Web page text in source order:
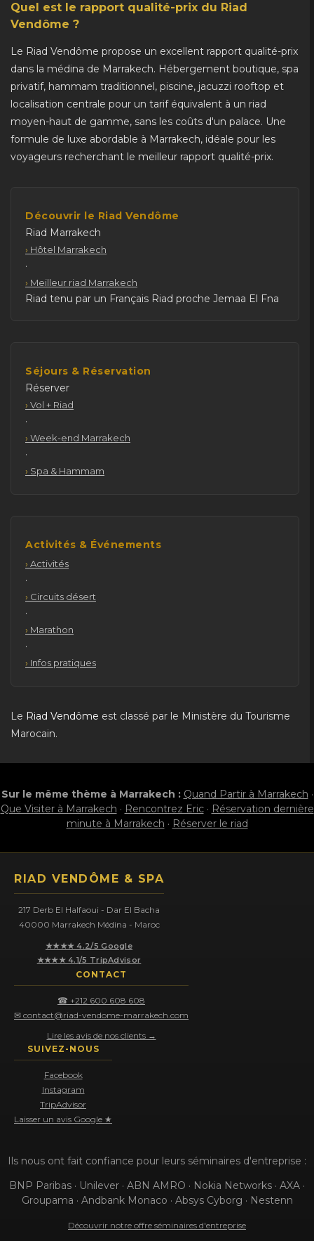
Quel est le rapport qualité-prix du Riad
Vendôme ?
Le Riad Vendôme propose un excellent rapport qualité-prix
dans la médina de Marrakech. Hébergement boutique, spa
privatif, hammam traditionnel, piscine, jacuzzi rooftop et
localisation centrale pour un tarif équivalent à un riad
moyen-haut de gamme, sans les coûts d'un palace. Une
formule de luxe abordable à Marrakech, idéale pour les
voyageurs recherchant le meilleur rapport qualité-prix.
Découvrir le Riad Vendôme
Riad Marrakech
Hôtel Marrakech
·
Meilleur riad Marrakech
Riad tenu par un Français Riad proche Jemaa El Fna
Séjours & Réservation
Réserver
Vol + Riad
·
Week-end Marrakech
·
Spa & Hammam
Activités & Événements
Activités
·
Circuits désert
·
Marathon
·
Infos pratiques
Le Riad Vendôme est classé par le Ministère du Tourisme
Marocain.
Sur le même thème à Marrakech : Quand Partir à Marrakech ·
Que Visiter à Marrakech · Rencontrez Eric· Réservation dernière
minute à Marrakech · Réserver le riad
RIAD VENDÔME & SPA
217 Derb El Halfaoui - Dar El Bacha
40000 Marrakech Médina - Maroc
★★★★ 4.2/5 Google
★★★★ 4.1/5 TripAdvisor
CONTACT
☎ +212 600 608 608
✉ contact@riad-vendome-marrakech.com
Lire les avis de nos clients →
SUIVEZ-NOUS
Facebook
Instagram
TripAdvisor
Laisser un avis Google ★
Ils nous ont fait confiance pour leurs séminaires d'entreprise :
BNP Paribas · Unilever · ABN AMRO · Nokia Networks · AXA ·
Groupama · Andbank Monaco · Absys Cyborg · Nestenn
Découvrir notre offre séminaires d'entreprise